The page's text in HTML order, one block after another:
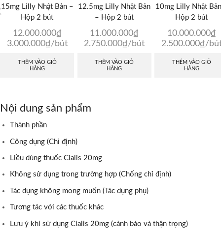
15mg Lilly Nhật Bản –
Hộp 2 bút
12.000.000₫
3.000.000₫/bút
THÊM VÀO GIỎ
HÀNG
12.5mg Lilly Nhật Bản
– Hộp 2 bút
11.000.000₫
2.750.000₫/bút
THÊM VÀO GIỎ
HÀNG
10mg Lilly Nhật
Hộp 2 bút
10.000.000₫
2.500.000₫/
THÊM VÀO GIỎ
HÀNG
Nội dung sản phẩm
Thành phần
Công dụng (Chỉ định)
Liều dùng thuốc Cialis 20mg
Không sử dụng trong trường hợp (Chống chỉ định)
Tác dụng không mong muốn (Tác dụng phụ)
Tương tác với các thuốc khác
Lưu ý khi sử dụng Cialis 20mg (cảnh báo và thận trọng)